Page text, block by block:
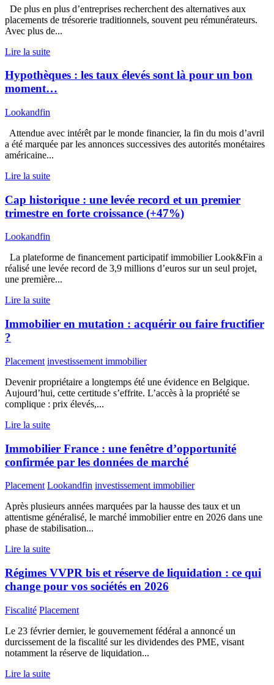
De plus en plus d’entreprises recherchent des alternatives aux
placements de trésorerie traditionnels, souvent peu rémunérateurs.
Avec plus de...
Lire la suite
Hypothèques : les taux élevés sont là pour un bon
moment…
Lookandfin
Attendue avec intérêt par le monde financier, la fin du mois d’avril
a été marquée par les annonces successives des autorités monétaires
américaine...
Lire la suite
Cap historique : une levée record et un premier
trimestre en forte croissance (+47%)
Lookandfin
La plateforme de financement participatif immobilier Look&Fin a
réalisé une levée record de 3,9 millions d’euros sur un seul projet,
une première...
Lire la suite
Immobilier en mutation : acquérir ou faire fructifier
?
Placement investissement immobilier
Devenir propriétaire a longtemps été une évidence en Belgique.
Aujourd’hui, cette certitude s’effrite. L’accès à la propriété se
complique : prix élevés,...
Lire la suite
Immobilier France : une fenêtre d’opportunité
confirmée par les données de marché
Placement Lookandfin investissement immobilier
Après plusieurs années marquées par la hausse des taux et un
attentisme généralisé, le marché immobilier entre en 2026 dans une
phase de stabilisation...
Lire la suite
Régimes VVPR bis et réserve de liquidation : ce qui
change pour vos sociétés en 2026
Fiscalité Placement
Le 23 février dernier, le gouvernement fédéral a annoncé un
durcissement de la fiscalité sur les dividendes des PME, visant
notamment la réserve de liquidation...
Lire la suite